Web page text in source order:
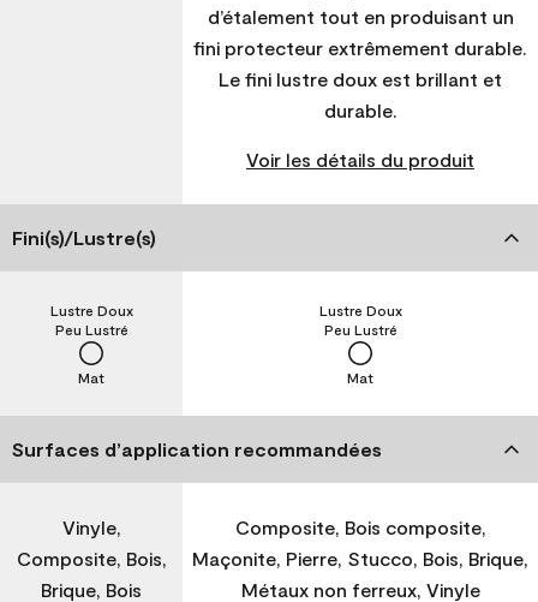
d’étalement tout en produisant un
fini protecteur extrêmement durable.
Le fini lustre doux est brillant et
durable.
Voir les détails du produit
Fini(s)/Lustre(s)
Mat
Peu Lustré
Lustre Doux
Mat
Peu Lustré
Lustre Doux
Surfaces d’application recommandées
Vinyle,
Composite, Bois,
Brique, Bois
Composite, Bois composite,
Maçonite, Pierre, Stucco, Bois, Brique,
Métaux non ferreux, Vinyle